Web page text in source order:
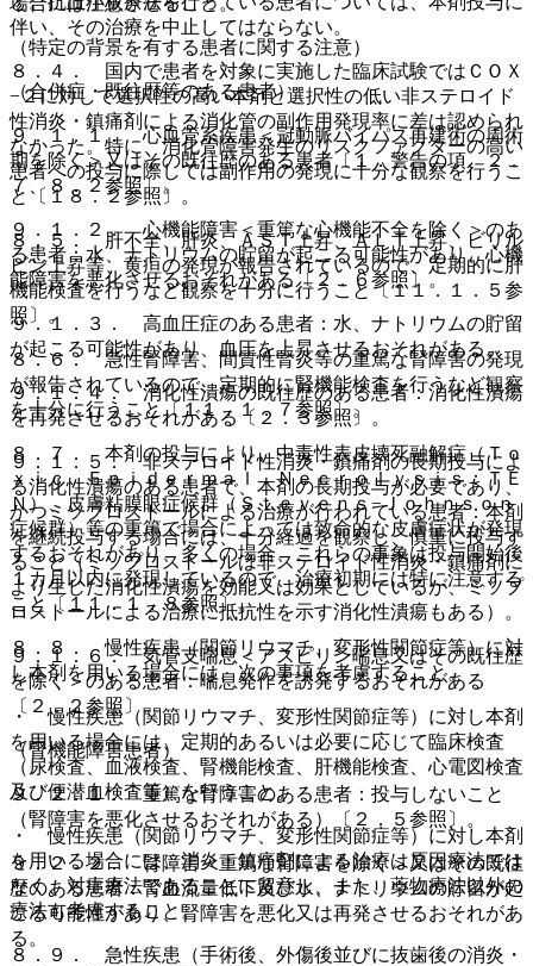
（特定の背景を有する患者に関する注意）
（合併症・既往歴等のある患者）
９．１．１． 心血管系疾患＜冠動脈バイパス再建術の周術
期を除く＞又はその既往歴のある患者〔１．警告の項、２．
７、８．２参照〕。
９．１．２． 心機能障害＜重篤な心機能不全を除く＞のあ
る患者：水、ナトリウムの貯留が起こる可能性があり、心機
能障害を悪化させるおそれがある〔２．６参照〕。
９．１．３． 高血圧症のある患者：水、ナトリウムの貯留
が起こる可能性があり、血圧を上昇させるおそれがある。
９．１．４． 消化性潰瘍の既往歴のある患者：消化性潰瘍
を再発させるおそれがある〔２．３参照〕。
９．１．５． 非ステロイド性消炎・鎮痛剤の長期投与によ
る消化性潰瘍のある患者で、本剤の長期投与が必要であり、
かつミソプロストールによる治療が行われている患者：本剤
を継続投与する場合には、十分経過を観察し、慎重に投与す
ること（ミソプロストールは非ステロイド性消炎・鎮痛剤に
より生じた消化性潰瘍を効能又は効果としているが、ミソプ
ロストールによる治療に抵抗性を示す消化性潰瘍もある）。
９．１．６． 気管支喘息＜アスピリン喘息又はその既往歴
を除く＞のある患者：喘息発作を誘発するおそれがある
〔２．２参照〕。
（腎機能障害患者）
９．２．１． 重篤な腎障害のある患者：投与しないこと
（腎障害を悪化させるおそれがある）〔２．５参照〕。
９．２．２． 腎障害＜重篤な腎障害を除く＞又はその既往
歴のある患者：腎血流量低下及び水、ナトリウムの貯留が起
こる可能性があり、腎障害を悪化又は再発させるおそれがあ
る。
伴い、その治療を中止してはならない。
８．４． 国内で患者を対象に実施した臨床試験ではＣＯＸ
−２に対して選択性の高い本剤と選択性の低い非ステロイド
性消炎・鎮痛剤による消化管の副作用発現率に差は認められ
なかった。特に、消化管障害発生のリスクファクターの高い
患者への投与に際しては副作用の発現に十分な観察を行うこ
と〔１８．２参照〕。
８．５． 肝不全、肝炎、ＡＳＴ上昇、ＡＬＴ上昇、ビリル
ビン上昇等、黄疸の発現が報告されているので、定期的に肝
機能検査を行うなど観察を十分に行うこと〔１１．１．５参
照〕。
８．６． 急性腎障害、間質性腎炎等の重篤な腎障害の発現
が報告されているので、定期的に腎機能検査を行うなど観察
を十分に行うこと〔１１．１．７参照〕。
８．７． 本剤の投与により、中毒性表皮壊死融解症（Ｔｏ
ｘｉｃ Ｅｐｉｄｅｒｍａｌ Ｎｅｃｒｏｌｙｓｉｓ：ＴＥ
Ｎ）、皮膚粘膜眼症候群（Ｓｔｅｖｅｎｓ−Ｊｏｈｎｓｏｎ
症候群）等の重篤で場合によっては致命的な皮膚症状が発現
するおそれがあり、多くの場合、これらの事象は投与開始後
１カ月以内に発現しているので、治療初期には特に注意する
こと〔１１．１．８参照〕。
８．８． 慢性疾患（関節リウマチ、変形性関節症等）に対
し本剤を用いる場合には、次の事項を考慮すること。
・ 慢性疾患（関節リウマチ、変形性関節症等）に対し本剤
を用いる場合には、定期的あるいは必要に応じて臨床検査
（尿検査、血液検査、腎機能検査、肝機能検査、心電図検査
及び便潜血検査等）を行うこと。
・ 慢性疾患（関節リウマチ、変形性関節症等）に対し本剤
を用いる場合には、消炎・鎮痛剤による治療は原因療法では
なく、対症療法であることに留意し、また、薬物療法以外の
療法も考慮すること。
８．９． 急性疾患（手術後、外傷後並びに抜歯後の消炎・